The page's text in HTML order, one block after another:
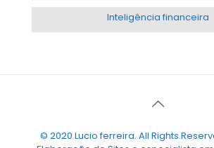
Inteligência financeira
© 2020 Lucio ferreira. All Rights